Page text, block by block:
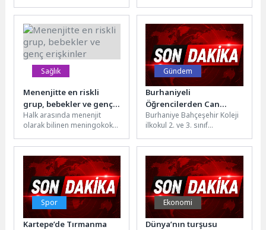
lösemi tedavi sürecinde
önemli bir eşiği geride...
gerçekleştirecekleri
yatırımlarla birlikte
Nevşehir’in altyapı ve
üstyapı...
Sağlık
Menenjitte en riskli
grup, bebekler ve genç
erişkinler
Halk arasında menenjit
olarak bilinen meningokok
rağmen hızlı ilerleyebilen ve
ciddi sonuçlara...
Gündem
Burhaniyeli
Öğrencilerden Can
Dostlara Renkli Ziyaret
Burhaniye Bahçeşehir Koleji
ilkokul 2. ve 3. sınıf
Belediyesi Alida Nedim
Erarslan Sokak...
Spor
Kartepe’de Tırmanma
Ekonomi
Dünya’nın turşusu